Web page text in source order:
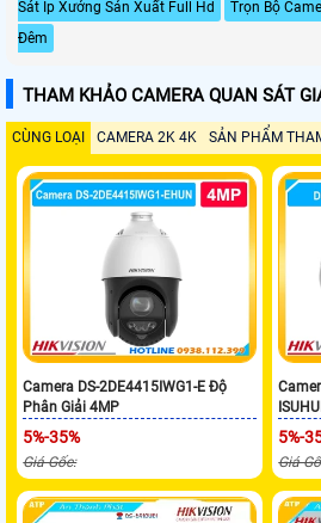
Sát Ip Xưởng Sản Xuất Full Hd
Trọn Bộ
Đêm
THAM KHẢO CAMERA QUAN SÁT
CÙNG LOẠI CAMERA 2K 4K SẢN PHẨM
Camera DS-2DE4415IWG1-E Độ
Phân Giải 4MP
5%-35%
Giá Gốc:
5%-
Giá